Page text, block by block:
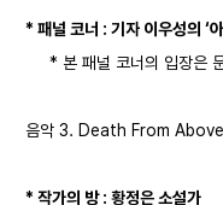
* 패널 코너 : 기자 이우성의 ‘
* 본 패널 코너의 입장은 문
음악 3. Death From
* 작가의 방 : 황정은소설가